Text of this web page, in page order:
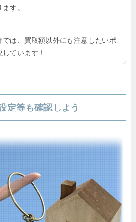
す。
では、買取額以外にも注意したいポ
ています！
定等も確認しよう